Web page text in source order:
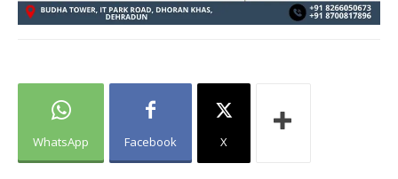
WhatsApp Facebook X